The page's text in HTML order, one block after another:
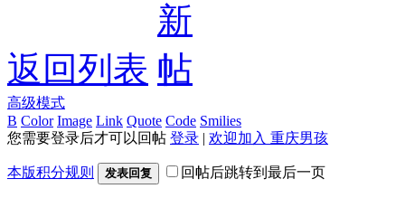
返回列表
高级模式
B Color Image Link Quote Code Smilies
您需要登录后才可以回帖 登录 | 欢迎加入 重庆男孩
本版积分规则 发表回复 回帖后跳转到最后一页